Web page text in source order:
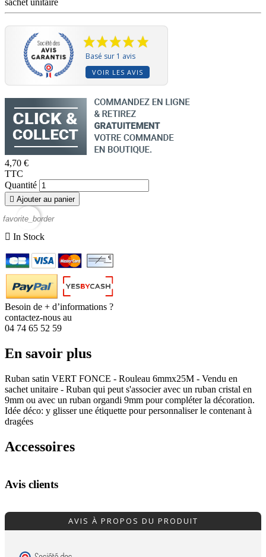
sachet unitaire
Basé sur 1 avis
VOIR LES AVIS
4,70 €
TTC
Quantité
 Ajouter au panier
favorite_border
 In Stock
Besoin de + d’informations ?
contactez-nous au
04 74 65 52 59
En savoir plus
Ruban satin VERT FONCE - Rouleau 6mmx25M - Vendu en
sachet unitaire - Ruban qui peut s'associer avec un ruban cristal en
9mm ou avec un ruban organdi 9mm pour compléter la décoration.
Idée déco: y glisser une étiquette pour personnaliser le contenant à
dragées
Accessoires
Avis clients
AVIS À PROPOS DU PRODUIT